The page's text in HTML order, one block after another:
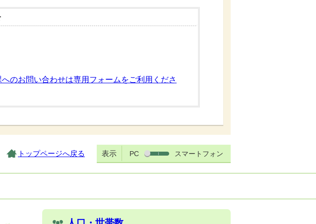
のお問い合わせは専用フォームをご利用くださ
トップページへ戻る 表示 PC スマートフォン